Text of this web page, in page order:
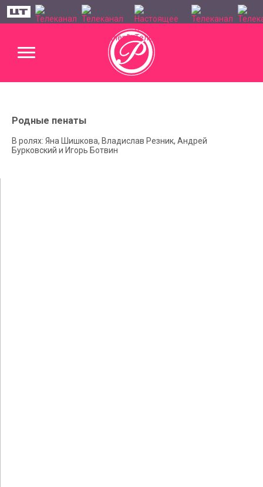
Родные пенаты
В ролях: Яна Шишкова, Владислав Резник, Андрей
Бурковский и Игорь Ботвин